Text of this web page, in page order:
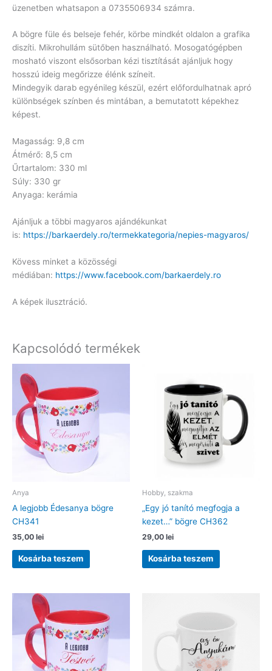
üzenetben whatsapon a 0735506934 számra.
A bögre füle és belseje fehér, körbe mindkét oldalon a grafika
diszíti. Mikrohullám sütőben használható. Mosogatógépben
mosható viszont elsősorban kézi tisztítását ajánljuk hogy
hosszú ideig megőrizze élénk színeit.
Mindegyik darab egyénileg készül, ezért előfordulhatnak apró
különbségek színben és mintában, a bemutatott képekhez
képest.
Magasság: 9,8 cm
Átmérő: 8,5 cm
Űrtartalom: 330 ml
Súly: 330 gr
Anyaga: kerámia
Ajánljuk a többi magyaros ajándékunkat
is: https://barkaerdely.ro/termekkategoria/nepies-magyaros/
Kövess minket a közösségi
médiában: https://www.facebook.com/barkaerdely.ro
A képek ilusztráció.
Kapcsolódó termékek
Anya
A legjobb Édesanya bögre
CH341
35,00 lei
Kosárba teszem
Hobby, szakma
„Egy jó tanító megfogja a
kezet…” bögre CH362
29,00 lei
Kosárba teszem